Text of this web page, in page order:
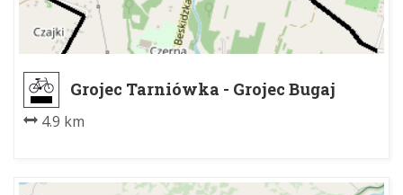
Grojec Tarniówka - Grojec Bugaj
4.9 km